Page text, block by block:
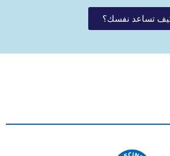
تساعد نفسك؟